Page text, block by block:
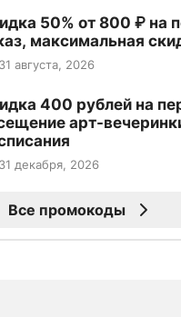
50% от 800 ₽ на
максимальная
августа, 2026
400 рублей на
арт-
декабря, 2026
Все промокоды